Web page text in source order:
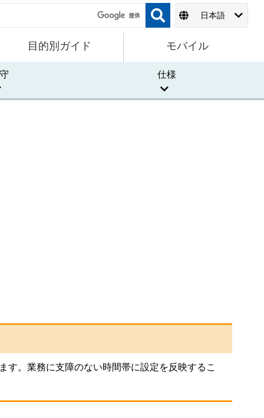
日本語
目的別ガイド モバイル
仕様
す。業務に支障のない時間帯に設定を反映するこ